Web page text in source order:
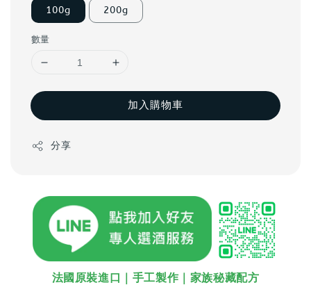
100g 200g
數量
加入購物車
分享
法國原裝進口｜手工製作｜家族秘藏配方